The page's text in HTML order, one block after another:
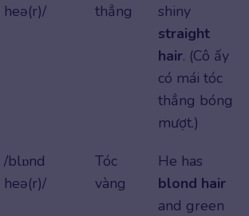
heə(r)/
thẳng
shiny
straight
hair. (Cô ấy
có mái tóc
thẳng bóng
mượt.)
/blɒnd
heə(r)/
Tóc
vàng
He has
blond hair
and green